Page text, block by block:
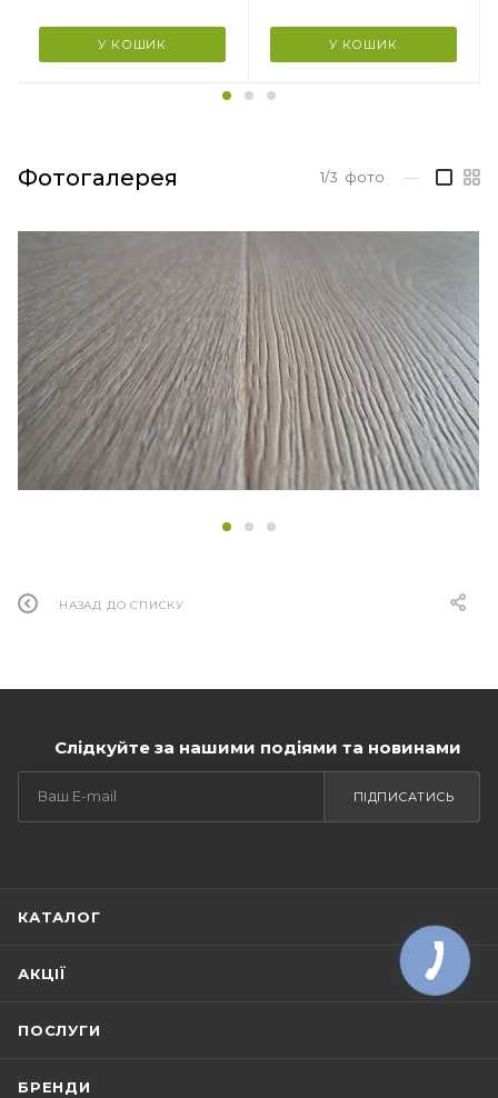
У КОШИК У КОШИК
Фотогалерея 1/3 фото —
НАЗАД ДО СПИСКУ
Слідкуйте за нашими подіями та новинами
ПІДПИСАТИСЬ
КАТАЛОГ
АКЦІЇ
ПОСЛУГИ
БРЕНДИ